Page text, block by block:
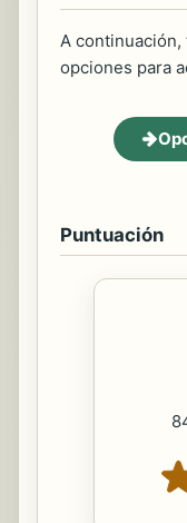
A
opciones para
Puntuación